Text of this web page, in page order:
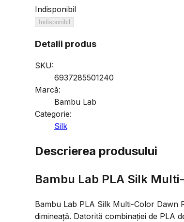
Indisponibil
Indisponibil
Detalii produs
SKU:
6937285501240
Marcă:
Bambu Lab
Categorie:
Silk
Descrierea produsului
Bambu Lab PLA Silk
Bambu Lab PLA Silk Multi-Color Dawn
dimineață. Datorită combinației de PLA